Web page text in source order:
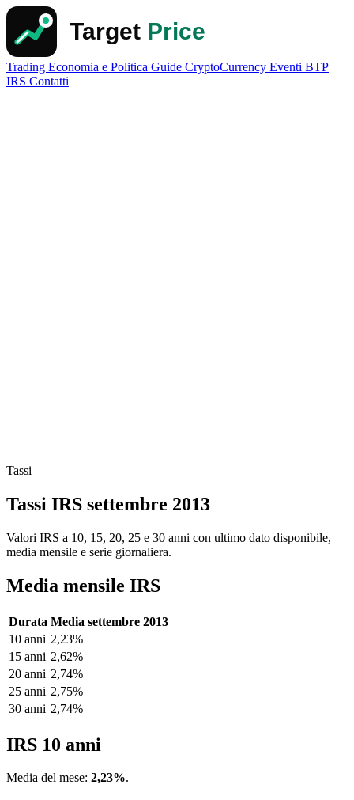
Trading Economia e Politica Guide CryptoCurrency Eventi BTP
IRS Contatti
Tassi
Tassi IRS settembre 2013
Valori IRS a 10, 15, 20, 25 e 30 anni con ultimo dato disponibile,
media mensile e serie giornaliera.
Media mensile IRS
Durata Media settembre 2013
10 anni 2,23%
15 anni 2,62%
20 anni 2,74%
25 anni 2,75%
30 anni 2,74%
IRS 10 anni
Media del mese: 2,23%.